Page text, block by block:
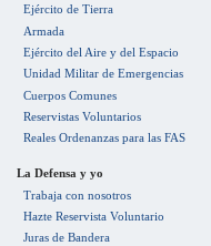
Ejército de Tierra
Armada
Ejército del Aire y del Espacio
Unidad Militar de Emergencias
Cuerpos Comunes
Reservistas Voluntarios
Reales Ordenanzas para las FAS
La Defensa y yo
Trabaja con nosotros
Hazte Reservista Voluntario
Juras de Bandera